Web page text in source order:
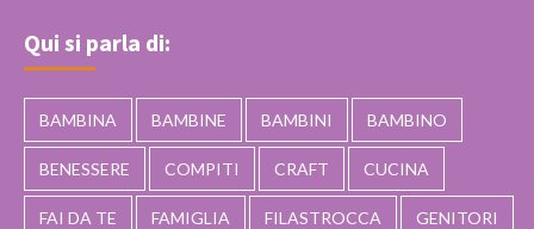
Qui si parla di:
BAMBINA BAMBINE BAMBINI BAMBINO
BENESSERE COMPITI CRAFT CUCINA
FAI DA TE FAMIGLIA FILASTROCCA GENITORI